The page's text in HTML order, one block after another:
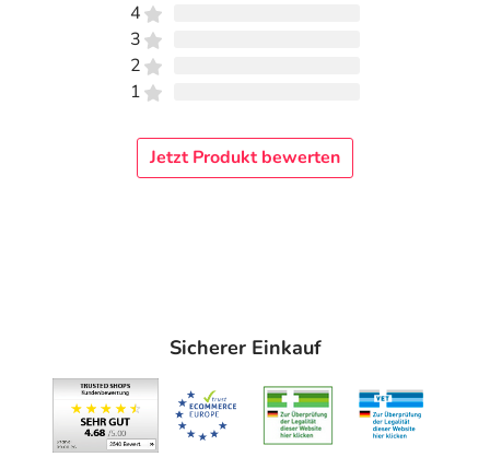
4
3
2
1
Jetzt Produkt bewerten
Sicherer Einkauf